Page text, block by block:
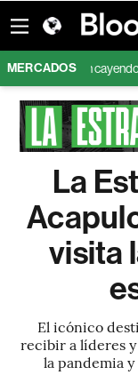
MERCADOS
seguirán cayendo si
La
visita
El icónico
recibir a líderes
la pandemia